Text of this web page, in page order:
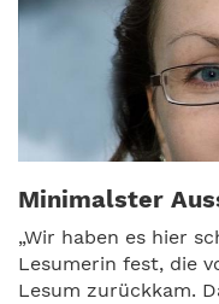
Minimalster
„Wir haben es hier
Lesumerin fest, die
Lesum zurückkam.